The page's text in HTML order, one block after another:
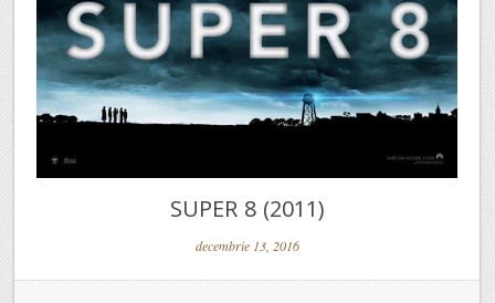
SUPER 8 (2011)
decembrie 13, 2016